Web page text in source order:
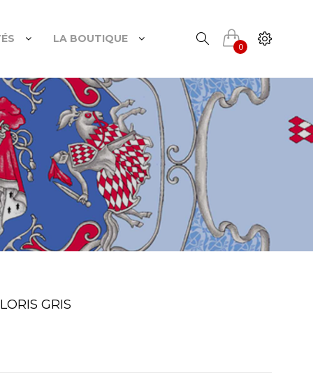
0
LA BOUTIQUE
GRIS